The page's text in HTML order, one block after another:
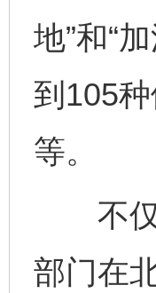
地”和“
到105
等。
不仅
部门在